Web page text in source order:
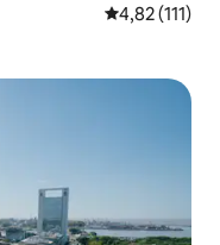
Gemiddelde
4,82 (111)